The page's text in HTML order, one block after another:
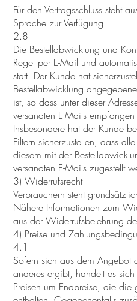
Für den Vertragsschluss steht
Sprache zur Verfügung.
2.8
Die Bestellabwicklung und
Regel per E-Mail und
statt. Der Kunde hat
Bestellabwicklung
ist, so dass unter dieser
versandten E-Mails
Insbesondere hat der Kunde
Filtern sicherzustellen, dass
diesem mit der
versandten E-Mails zugestellt
3) Widerrufsrecht
Verbrauchern steht
Nähere Informationen zum
aus der Widerrufsbelehrung
4) Preise und
4.1
Sofern sich aus dem Angebot
anderes ergibt, handelt es
Preisen um Endpreise, die die